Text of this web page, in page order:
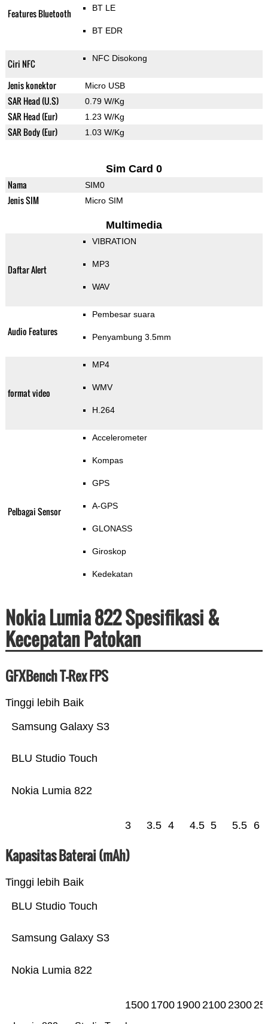
Features Bluetooth BT LE
BT EDR
Ciri NFC NFC Disokong
Jenis konektor Micro USB
SAR Head (U.S) 0.79 W/Kg
SAR Head (Eur) 1.23 W/Kg
SAR Body (Eur) 1.03 W/Kg
Sim Card 0
Nama SIM0
Jenis SIM Micro SIM
Multimedia
Daftar Alert
VIBRATION
MP3
WAV
Audio Features
Pembesar suara
Penyambung 3.5mm
format video
MP4
WMV
H.264
Pelbagai Sensor
Accelerometer
Kompas
GPS
A-GPS
GLONASS
Giroskop
Kedekatan
Nokia Lumia 822 Spesifikasi &
Kecepatan Patokan
GFXBench T-Rex FPS
Tinggi lebih Baik
Nokia Lumia 822
BLU Studio Touch
Samsung Galaxy S3
3 3.5 4 4.5 5 5.5 6
Kapasitas Baterai (mAh)
Tinggi lebih Baik
Nokia Lumia 822
Samsung Galaxy S3
BLU Studio Touch
1500 1700 190021002300